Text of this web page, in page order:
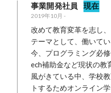
事業開発社員 現在
2019年10月 -
改めて教育変革を志し
テーマとして、働いてい
今、プログラミング必
ech補助金など現状の教
風がきている中、学校
トするためオンライン